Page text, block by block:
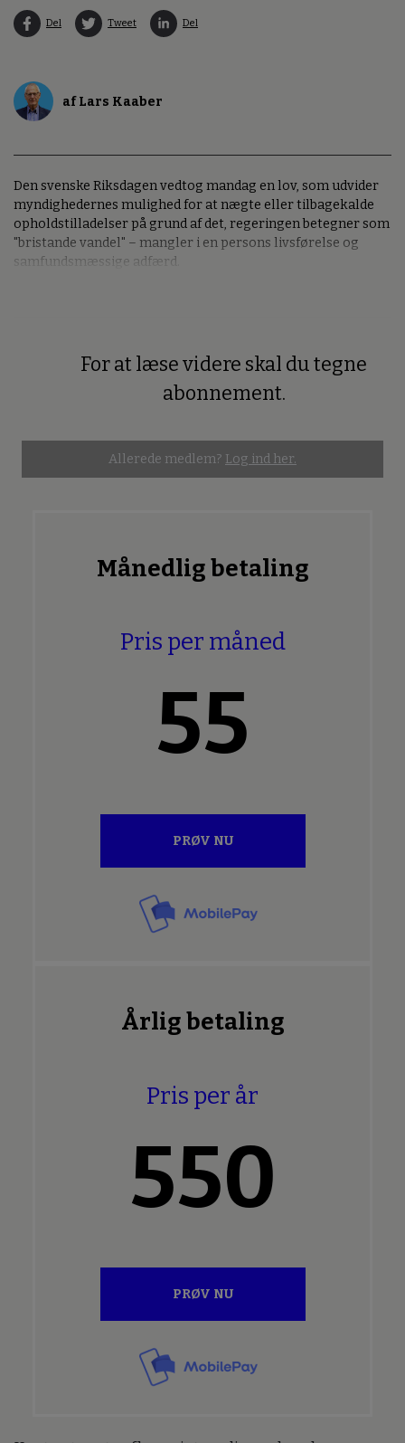
Del Tweet Del
af Lars Kaaber
Den svenske Riksdagen vedtog mandag en lov, som udvider
myndighedernes mulighed for at nægte eller tilbagekalde
opholdstilladelser på grund af det, regeringen betegner som
"bristande vandel" – mangler i en persons livsførelse og
samfundsmæssige adfærd.
For at læse videre skal du tegne
abonnement.
Allerede medlem? Log ind her.
Månedlig betaling
Pris per måned
55
PRØV NU
Årlig betaling
Pris per år
550
PRØV NU